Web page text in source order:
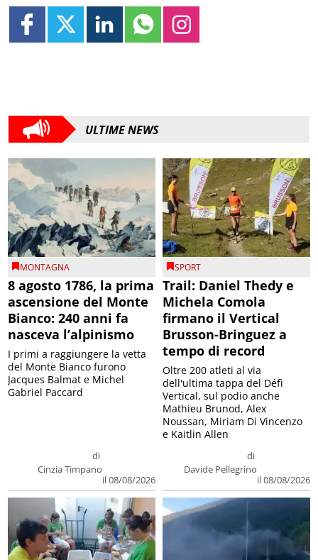
ULTIME NEWS
MONTAGNA
8 agosto 1786, la prima
ascensione del Monte
Bianco: 240 anni fa
nasceva l’alpinismo
di
Cinzia Timpano
il 08/08/2026
I primi a raggiungere la vetta
del Monte Bianco furono
Jacques Balmat e Michel
Gabriel Paccard
SPORT
Trail: Daniel Thedy e
Michela Comola
firmano il Vertical
Brusson-Bringuez a
tempo di record
di
Davide Pellegrino
il 08/08/2026
Oltre 200 atleti al via
dell'ultima tappa del Défì
Vertical, sul podio anche
Mathieu Brunod, Alex
Noussan, Miriam Di Vincenzo
e Kaitlin Allen